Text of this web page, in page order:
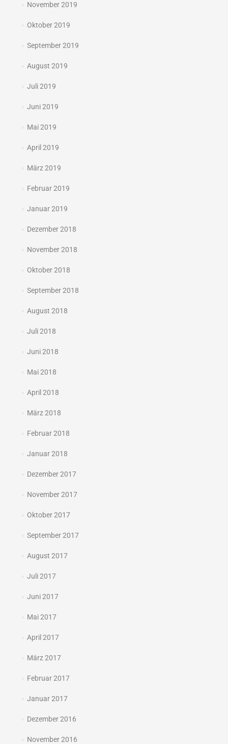
November 2019
Oktober 2019
September 2019
August 2019
Juli 2019
Juni 2019
Mai 2019
April 2019
März 2019
Februar 2019
Januar 2019
Dezember 2018
November 2018
Oktober 2018
September 2018
August 2018
Juli 2018
Juni 2018
Mai 2018
April 2018
März 2018
Februar 2018
Januar 2018
Dezember 2017
November 2017
Oktober 2017
September 2017
August 2017
Juli 2017
Juni 2017
Mai 2017
April 2017
März 2017
Februar 2017
Januar 2017
Dezember 2016
November 2016